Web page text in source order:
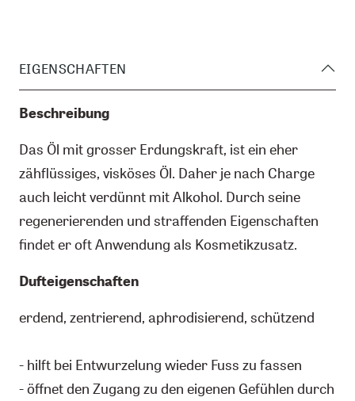
EIGENSCHAFTEN
Beschreibung
Das Öl mit grosser Erdungskraft, ist ein eher
zähflüssiges, visköses Öl. Daher je nach Charge
auch leicht verdünnt mit Alkohol. Durch seine
regenerierenden und straffenden Eigenschaften
findet er oft Anwendung als Kosmetikzusatz.
Dufteigenschaften
erdend, zentrierend, aphrodisierend, schützend
- hilft bei Entwurzelung wieder Fuss zu fassen
- öffnet den Zugang zu den eigenen Gefühlen durch